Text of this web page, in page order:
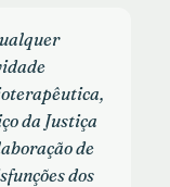
da Justiça
de
dos